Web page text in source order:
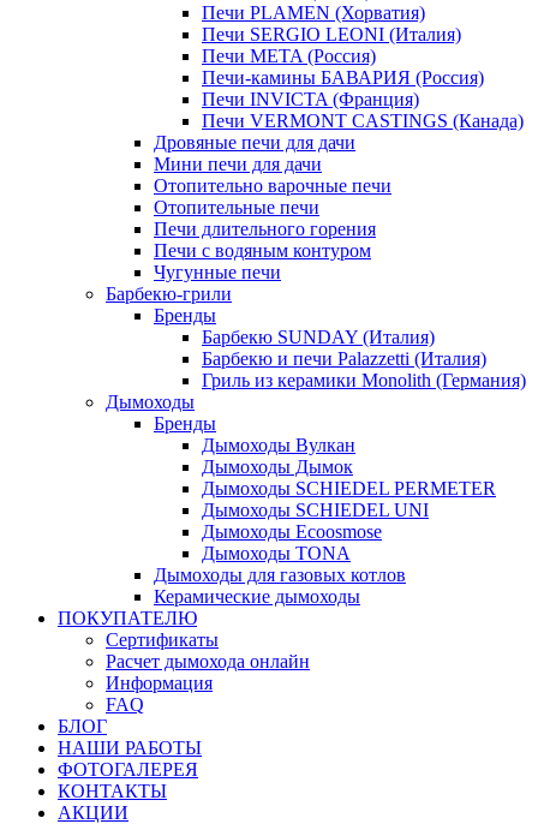
Печи PLAMEN (Хорватия)
Печи SERGIO LEONI (Италия)
Печи META (Россия)
Печи-камины БАВАРИЯ (Россия)
Печи INVICTA (Франция)
Печи VERMONT CASTINGS (Канада)
Дровяные печи для дачи
Мини печи для дачи
Отопительно варочные печи
Отопительные печи
Печи длительного горения
Печи с водяным контуром
Чугунные печи
Барбекю-грили
Бренды
Барбекю SUNDAY (Италия)
Барбекю и печи Palazzetti (Италия)
Гриль из керамики Monolith (Германия)
Дымоходы
Бренды
Дымоходы Вулкан
Дымоходы Дымок
Дымоходы SCHIEDEL PERMETER
Дымоходы SCHIEDEL UNI
Дымоходы Ecoosmose
Дымоходы TONA
Дымоходы для газовых котлов
Керамические дымоходы
ПОКУПАТЕЛЮ
Сертификаты
Расчет дымохода онлайн
Информация
FAQ
БЛОГ
НАШИ РАБОТЫ
ФОТОГАЛЕРЕЯ
КОНТАКТЫ
АКЦИИ